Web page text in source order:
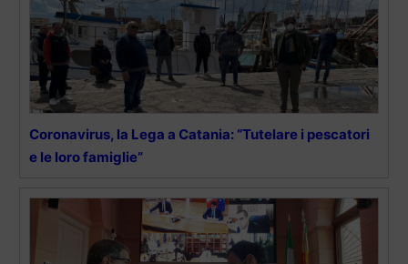
Coronavirus, la Lega a Catania: “Tutelare i pescatori
e le loro famiglie”